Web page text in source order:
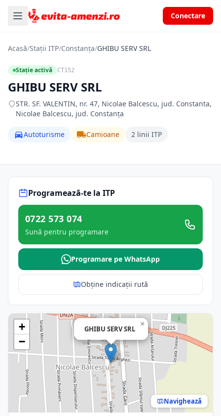
Conectare
Acasă/Stații ITP/Constanța/GHIBU SERV SRL
Stație activă CT152
GHIBU SERV SRL
STR. SF. VALENTIN, nr. 47, Nicolae Balcescu, jud. Constanta,
Nicolae Balcescu, jud. Constanța
Autoturisme Camioane 2 linii ITP
Programează-te la ITP
0722 573 074
Sună pentru programare
Programare pe WhatsApp
Obține indicații rută
GHIBU SERV SRL
×
+
−
Navighează